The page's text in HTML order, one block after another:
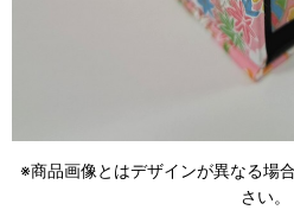
※商品画像とはデザインが異なる場
さい。